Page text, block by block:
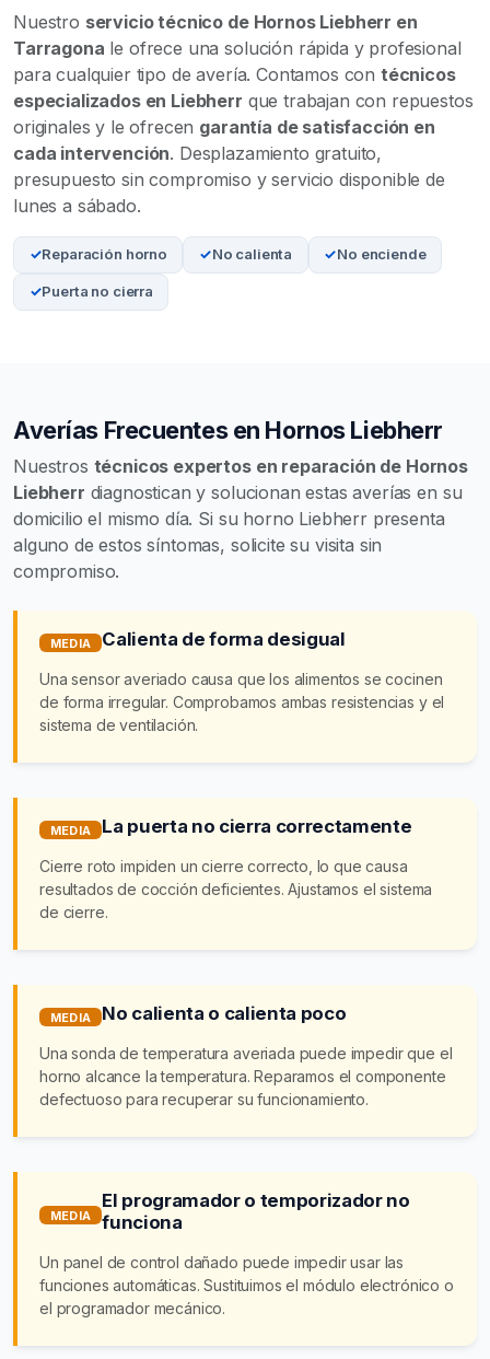
Nuestro servicio técnico de Hornos Liebherr en
Tarragona le ofrece una solución rápida y profesional
para cualquier tipo de avería. Contamos con técnicos
especializados en Liebherr que trabajan con repuestos
originales y le ofrecen garantía de satisfacción en
cada intervención. Desplazamiento gratuito,
presupuesto sin compromiso y servicio disponible de
lunes a sábado.
Reparación horno No calienta No enciende
Puerta no cierra
Averías Frecuentes en Hornos Liebherr
Nuestros técnicos expertos en reparación de Hornos
Liebherr diagnostican y solucionan estas averías en su
domicilio el mismo día. Si su horno Liebherr presenta
alguno de estos síntomas, solicite su visita sin
compromiso.
MEDIA Calienta de forma desigual
Una sensor averiado causa que los alimentos se cocinen
de forma irregular. Comprobamos ambas resistencias y el
sistema de ventilación.
MEDIA La puerta no cierra correctamente
Cierre roto impiden un cierre correcto, lo que causa
resultados de cocción deficientes. Ajustamos el sistema
de cierre.
MEDIA No calienta o calienta poco
Una sonda de temperatura averiada puede impedir que el
horno alcance la temperatura. Reparamos el componente
defectuoso para recuperar su funcionamiento.
MEDIA
El programador o temporizador no
funciona
Un panel de control dañado puede impedir usar las
funciones automáticas. Sustituimos el módulo electrónico o
el programador mecánico.